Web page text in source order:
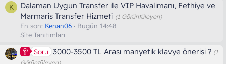
K
Dalaman Uygun Transfer ile VIP Havalimanı, Fethiye ve
Marmaris Transfer Hizmeti (1 Görüntüleyen)
En son: Kenan06
Bugün 14:48
Site Tanıtımları
Soru 3000-3500 TL Arası manyetik klavye önerisi ? (1